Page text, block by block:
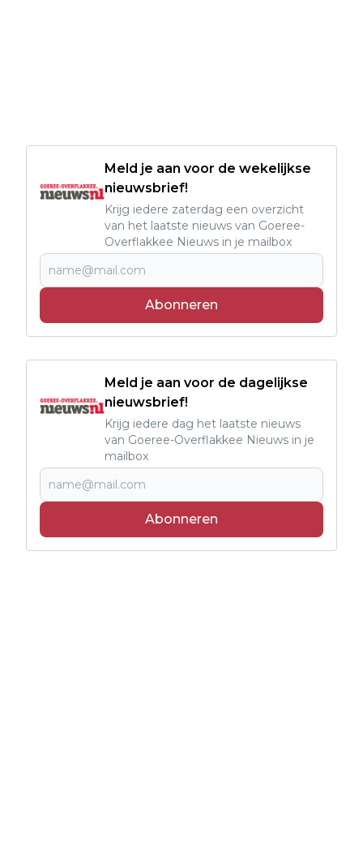
Meld je aan voor de wekelijkse
nieuwsbrief!
Krijg iedere zaterdag een overzicht
van het laatste nieuws van Goeree-
Overflakkee Nieuws in je mailbox
Abonneren
Meld je aan voor de dagelijkse
nieuwsbrief!
Krijg iedere dag het laatste nieuws
van Goeree-Overflakkee Nieuws in je
mailbox
Abonneren